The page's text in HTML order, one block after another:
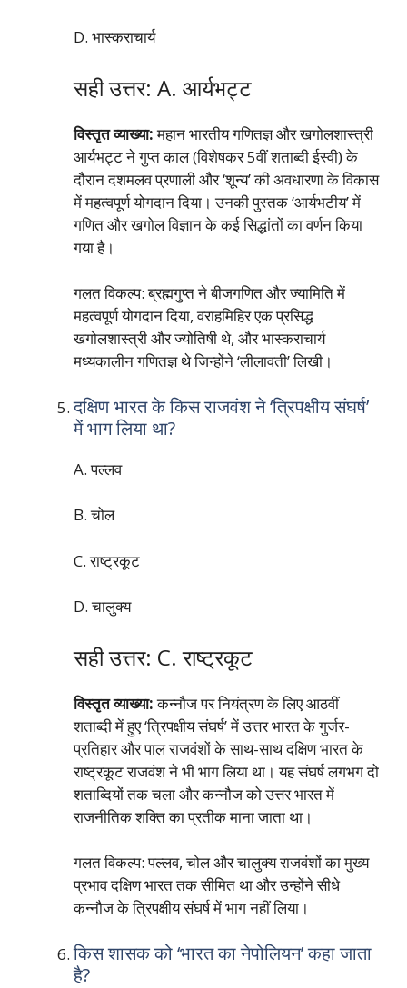
D. भास्कराचार्य
सही उत्तर: A. आर्यभट्ट
विस्तृत व्याख्या:महान भारतीय गणितज्ञ और खगोलशास्त्री
आर्यभट्ट ने गुप्त काल (विशेषकर 5वीं शताब्दी ईस्वी) के
दौरान दशमलव प्रणाली और ‘शून्य’ की अवधारणा के विकास
में महत्वपूर्ण योगदान दिया। उनकी पुस्तक ‘आर्यभटीय’ में
गणित और खगोल विज्ञान के कई सिद्धांतों का वर्णन किया
गया है।
गलत विकल्प: ब्रह्मगुप्त ने बीजगणित और ज्यामिति में
महत्वपूर्ण योगदान दिया, वराहमिहिर एक प्रसिद्ध
खगोलशास्त्री और ज्योतिषी थे, और भास्कराचार्य
मध्यकालीन गणितज्ञ थे जिन्होंने ‘लीलावती’ लिखी।
दक्षिण भारत के किस राजवंश ने ‘त्रिपक्षीय संघर्ष’
में भाग लिया था?
A. पल्लव
B. चोल
C. राष्ट्रकूट
D. चालुक्य
सही उत्तर: C. राष्ट्रकूट
विस्तृत व्याख्या:कन्नौज पर नियंत्रण के लिए आठवीं
शताब्दी में हुए ‘त्रिपक्षीय संघर्ष’ में उत्तर भारत के गुर्जर-
प्रतिहार और पाल राजवंशों के साथ-साथ दक्षिण भारत के
राष्ट्रकूट राजवंश ने भी भाग लिया था। यह संघर्ष लगभग दो
शताब्दियों तक चला और कन्नौज को उत्तर भारत में
राजनीतिक शक्ति का प्रतीक माना जाता था।
गलत विकल्प: पल्लव, चोल और चालुक्य राजवंशों का मुख्य
प्रभाव दक्षिण भारत तक सीमित था और उन्होंने सीधे
कन्नौज के त्रिपक्षीय संघर्ष में भाग नहीं लिया।
किस शासक को ‘भारत का नेपोलियन’ कहा जाता
है?